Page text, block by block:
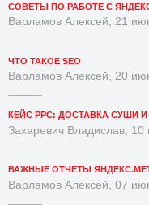
СОВЕТЫ ПО РАБОТЕ С
Варламов Алексей, 21
ЧТО ТАКОЕ SEO
Варламов Алексей, 20
КЕЙС PPC: ДОСТАВКА СУШИ
Захаревич Владислав,
ВАЖНЫЕ ОТЧЕТЫ
Варламов Алексей, 07